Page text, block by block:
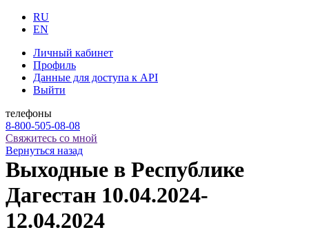
RU
EN
Личный кабинет
Профиль
Данные для доступа к API
Выйти
телефоны
8-800-505-08-08
Свяжитесь со мной
Вернуться назад
Выходные в Республике
Дагестан 10.04.2024-
12.04.2024